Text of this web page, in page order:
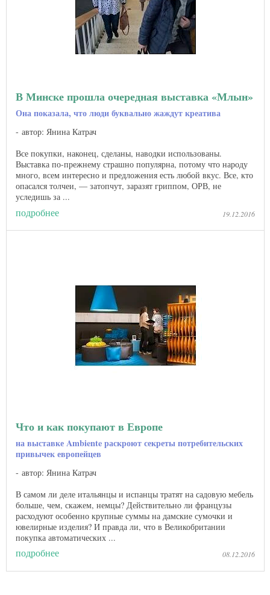
В Минске прошла очередная выставка «Млын»
Она показала, что люди буквально жаждут креатива
автор: Янина Катрач
Все покупки, наконец, сделаны, наводки использованы.
Выставка по-прежнему страшно популярна, потому что народу
много, всем интересно и предложения есть любой вкус. Все, кто
опасался толчеи, — затопчут, заразят гриппом, ОРВ, не
уследишь за ...
подробнее 19.12.2016
Что и как покупают в Европе
на выставке Ambiente раскроют секреты потребительских
привычек европейцев
автор: Янина Катрач
В самом ли деле итальянцы и испанцы тратят на садовую мебель
больше, чем, скажем, немцы? Действительно ли французы
расходуют особенно крупные суммы на дамские сумочки и
ювелирные изделия? И правда ли, что в Великобритании
покупка автоматических ...
подробнее 08.12.2016